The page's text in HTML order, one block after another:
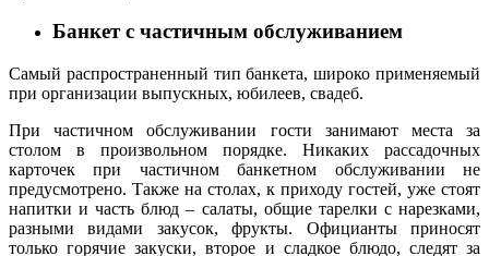
Банкет с частичным обслуживанием
Самый распространенный тип банкета, широко применяемый
при организации выпускных, юбилеев, свадеб.
При частичном обслуживании гости занимают места за
столом в произвольном порядке. Никаких рассадочных
карточек при частичном банкетном обслуживании не
предусмотрено. Также на столах, к приходу гостей, уже стоят
напитки и часть блюд – салаты, общие тарелки с нарезками,
разными видами закусок, фрукты. Официанты приносят
только горячие закуски, второе и сладкое блюдо, следят за